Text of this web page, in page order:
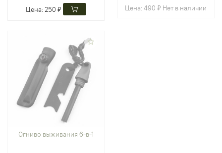
Цена: 250 ₽ Цена:490 ₽ Нет в наличии
Огниво выживания 6-в-1